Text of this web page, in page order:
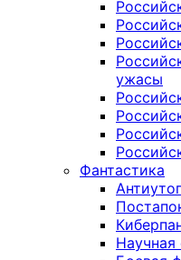
ужасы
Фантастика
Научная